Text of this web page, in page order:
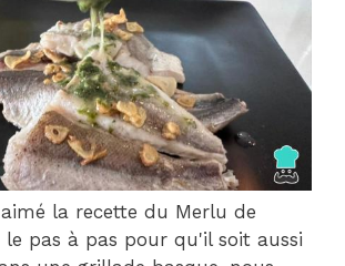
la recette du Merlu de
le pas à pas pour qu'il soit aussi